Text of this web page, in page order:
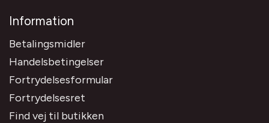
Information
Betalingsmidler
Handelsbetingelser
Fortrydelsesformular
Fortrydelsesret
Find vej til butikken